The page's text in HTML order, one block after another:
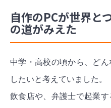
自作のPCが世界と
の道がみえた
中学・高校の頃から、ど
したいと考えていました。
飲食店や、弁護士で起業